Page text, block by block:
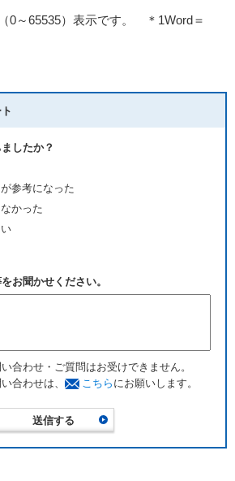
0～65535）表示です。 ＊1Word＝
したか？
参考になった
かった
お聞かせください。
合わせ・ご質問はお受けできません。
合わせは、
こちら にお願いします。